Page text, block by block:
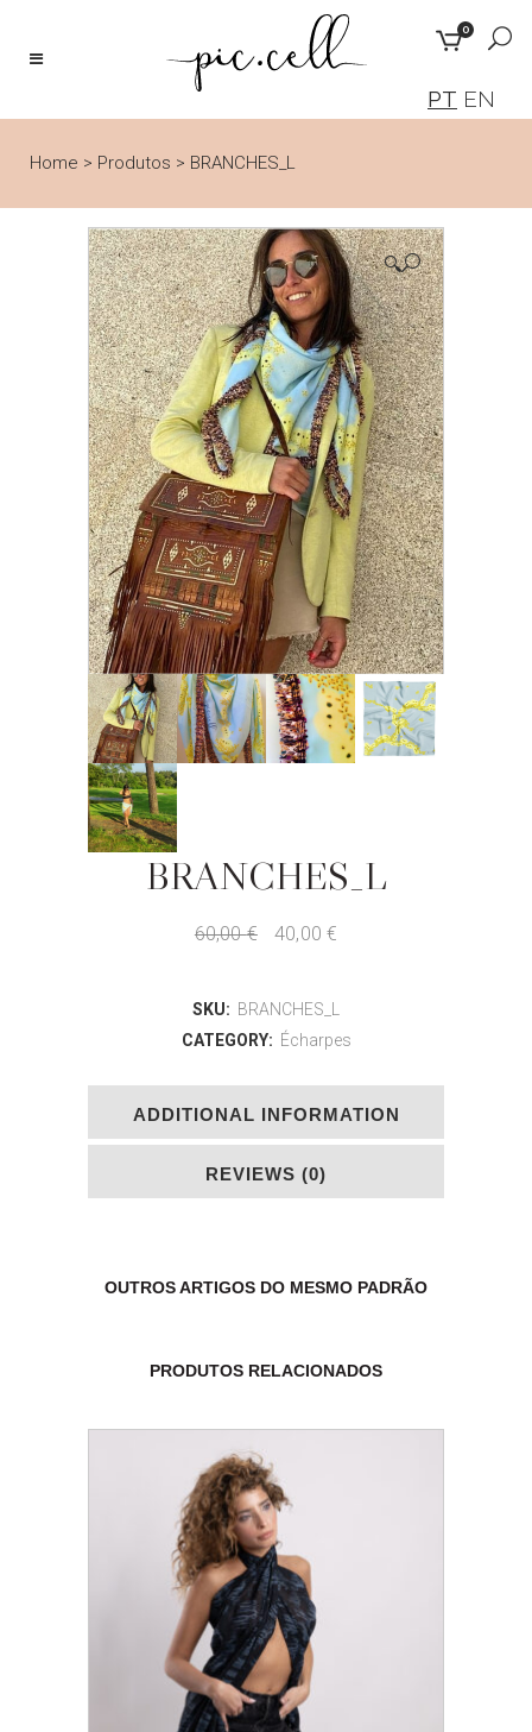
PT EN
0
Home > Produtos > BRANCHES_L
🔍
BRANCHES_L
60,00€ 40,00 €
SKU: BRANCHES_L
CATEGORY: Écharpes
ADDITIONAL INFORMATION
REVIEWS (0)
OUTROS ARTIGOS DO MESMO PADRÃO
PRODUTOS RELACIONADOS